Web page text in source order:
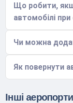
Що робити,
автомобілі
Чи можна
Як повернути
Інші